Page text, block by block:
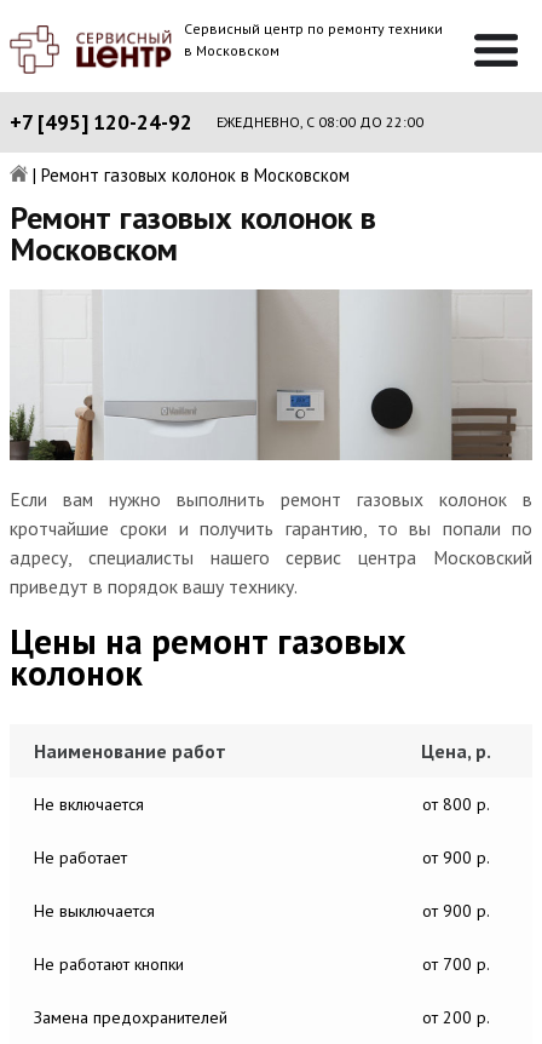
Сервисный центр по ремонту техники
в Московском
+7 [495] 120-24-92 ЕЖЕДНЕВНО, С 08:00 ДО 22:00
| Ремонт газовых колонок в Московском
Ремонт газовых колонок в
Московском
Если вам нужно выполнить ремонт газовых колонок в
кротчайшие сроки и получить гарантию, то вы попали по
адресу, специалисты нашего сервис центра Московский
приведут в порядок вашу технику.
Цены на ремонт газовых
колонок
Наименование работ Цена, р.
Не включается от 800 р.
Не работает от 900 р.
Не выключается от 900 р.
Не работают кнопки от 700 р.
Замена предохранителей от 200 р.